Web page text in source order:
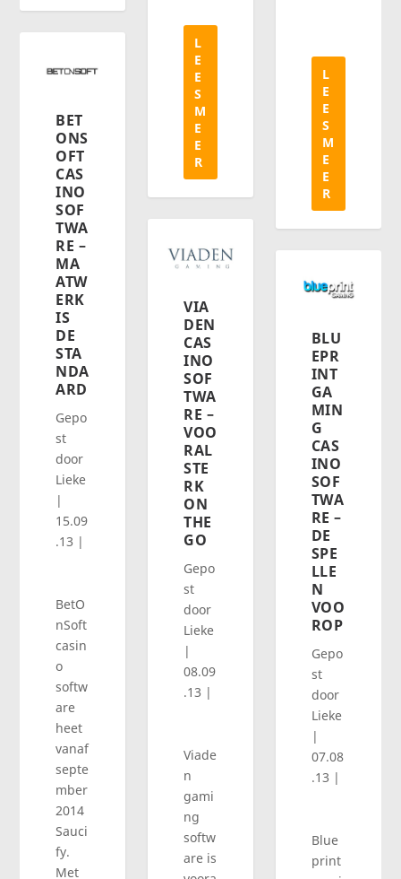
BET
ONS
OFT
CAS
INO
SOF
TWA
RE –
MA
ATW
ERK
IS
DE
STA
NDA
ARD
Gepo
st
door
Lieke
|
15.09
.13 |
BetO
nSoft
casin
o
softw
are
heet
vanaf
septe
mber
2014
Sauci
fy.
Met
L
E
E
S
M
E
E
R
VIA
DEN
CAS
INO
SOF
TWA
RE –
VOO
RAL
STE
RK
ON
THE
GO
Gepo
st
door
Lieke
|
08.09
.13 |
Viade
n
gami
ng
softw
are is
L
E
E
S
M
E
E
R
BLU
EPR
INT
GA
MIN
G
CAS
INO
SOF
TWA
RE –
DE
SPE
LLE
N
VOO
ROP
Gepo
st
door
Lieke
|
07.08
.13 |
Blue
print